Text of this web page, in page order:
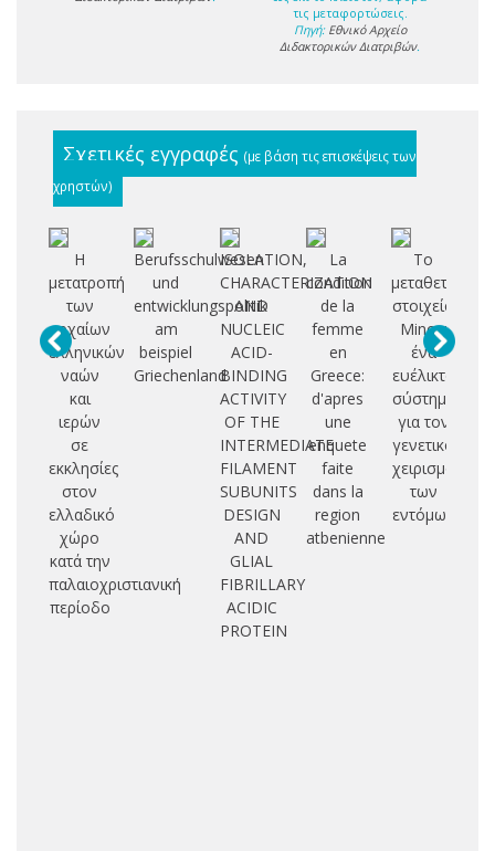
τις μεταφορτώσεις.
Πηγή: Εθνικό Αρχείο
Διδακτορικών Διατριβών.
Σχετικές εγγραφές (με βάση τις επισκέψεις των
χρηστών)
Η
μετατροπή
των
αρχαίων
ελληνικών
ναών
και
ιερών
σε
εκκλησίες
στον
ελλαδικό
χώρο
κατά την
παλαιοχριστιανική
περίοδο
Berufsschulwesen
und
entwicklungspolitik
am
beispiel
Griechenland
ISOLATION,
CHARACTERIZATION
AND
NUCLEIC
ACID-
BINDING
ACTIVITY
OF THE
INTERMEDIATE
FILAMENT
SUBUNITS
DESIGN
AND
GLIAL
FIBRILLARY
ACIDIC
PROTEIN
La
condition
de la
femme
en
Greece:
d'apres
une
enquete
faite
dans la
region
atbenienne
Το
μεταθετό
στοιχείο
Minos:
ένα
ευέλικτο
σύστημα
για τον
γενετικό
χειρισμό
των
εντόμων